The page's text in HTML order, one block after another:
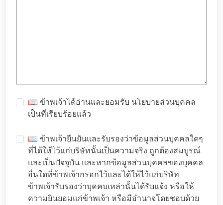
📖 ข้าพเจ้าได้อ่านและยอมรับ นโยบายส่วนบุคคล
เป็นที่เรียบร้อยแล้ว
📖 ข้าพเจ้ายืนยันและรับรองว่าข้อมูลส่วนบุคคลใดๆ
ที่ได้ให้ไว้แก่บริษัทนั้นเป็นความจริง ถูกต้องสมบูรณ์
และเป็นปัจจุบัน และหากข้อมูลส่วนบุคคลของบุคคล
อื่นใดที่ข้าพเจ้ากรอกไว้และได้ให้ไว้แก่บริษัท
ข้าพเจ้ารับรองว่าบุคคบเหล่านั้นได้รับแจ้ง หรือให้
ความยินยอมแก่ข้าพเจ้า หรือมีอำนาจโดยชอบด้วย